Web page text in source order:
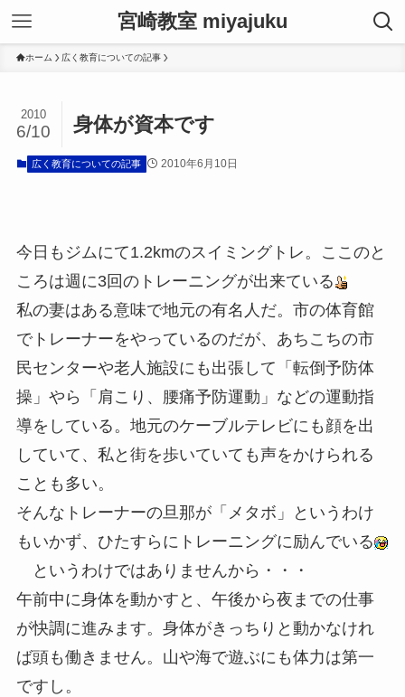
宮崎教室 miyajuku
ホーム 広く教育についての記事
身体が資本です
2010
6/10
広く教育についての記事 2010年6月10日
今日もジムにて1.2kmのスイミングトレ。ここのと
ころは週に3回のトレーニングが出来ている
私の妻はある意味で地元の有名人だ。市の体育館
でトレーナーをやっているのだが、あちこちの市
民センターや老人施設にも出張して「転倒予防体
操」やら「肩こり、腰痛予防運動」などの運動指
導をしている。地元のケーブルテレビにも顔を出
していて、私と街を歩いていても声をかけられる
ことも多い。
そんなトレーナーの旦那が「メタボ」というわけ
もいかず、ひたすらにトレーニングに励んでいる
というわけではありませんから・・・
午前中に身体を動かすと、午後から夜までの仕事
が快調に進みます。身体がきっちりと動かなけれ
ば頭も働きません。山や海で遊ぶにも体力は第一
ですし。